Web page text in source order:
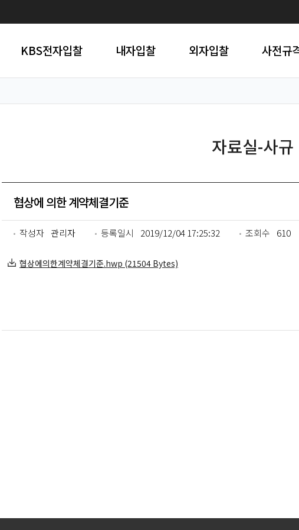
KBS전자입찰 내자입찰 외자입찰 사전규
자료실-사규
협상에 의한 계약체결기준
작성자 관리자 등록일시 2019/12/04 17:25:32 조회수 610
협상에의한계약체결기준.hwp (21504 Bytes)